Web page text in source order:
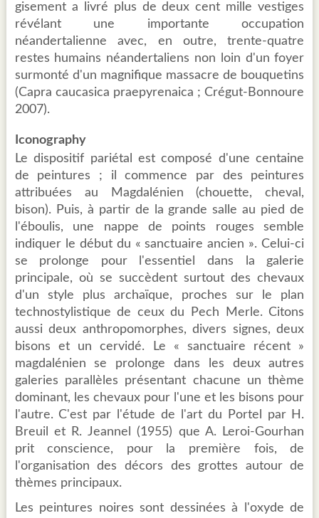
gisement a livré plus de deux cent mille vestiges
révélant une importante occupation
néandertalienne avec, en outre, trente-quatre
restes humains néandertaliens non loin d'un foyer
surmonté d'un magnifique massacre de bouquetins
(Capra caucasica praepyrenaica ; Crégut-Bonnoure
2007).
Iconography
Le dispositif pariétal est composé d'une centaine
de peintures ; il commence par des peintures
attribuées au Magdalénien (chouette, cheval,
bison). Puis, à partir de la grande salle au pied de
l'éboulis, une nappe de points rouges semble
indiquer le début du « sanctuaire ancien ». Celui-ci
se prolonge pour l'essentiel dans la galerie
principale, où se succèdent surtout des chevaux
d'un style plus archaïque, proches sur le plan
technostylistique de ceux du Pech Merle. Citons
aussi deux anthropomorphes, divers signes, deux
bisons et un cervidé. Le « sanctuaire récent »
magdalénien se prolonge dans les deux autres
galeries parallèles présentant chacune un thème
dominant, les chevaux pour l'une et les bisons pour
l'autre. C'est par l'étude de l'art du Portel par H.
Breuil et R. Jeannel (1955) que A. Leroi-Gourhan
prit conscience, pour la première fois, de
l'organisation des décors des grottes autour de
thèmes principaux.
Les peintures noires sont dessinées à l'oxyde de